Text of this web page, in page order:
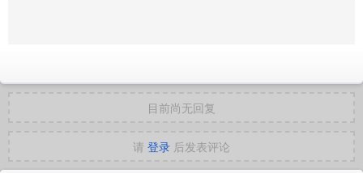
目前尚无回复
请 登录 后发表评论